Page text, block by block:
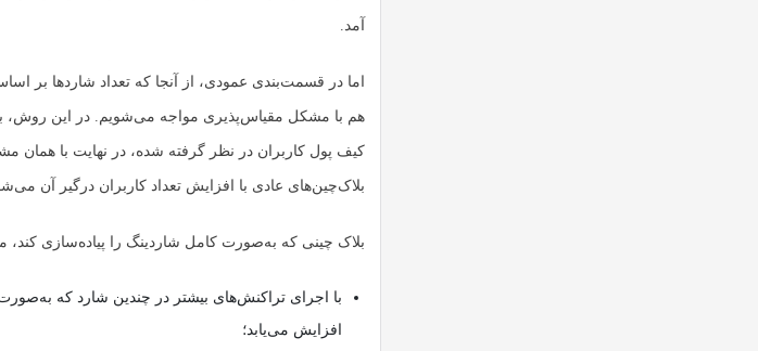
آمد.
اما در قسمت‌بندی عمودی، از آنجا که تعداد شاردها بر
هم با مشکل مقیاس‌پذیری مواجه می‌شویم. در این روش،
کیف پول کاربران در نظر گرفته شده، در نهایت با همان
بلاک‌چین‌های عادی با افزایش تعداد کاربران درگیر آن
بلاک چینی که به‌صورت کامل شاردینگ را پیاده‌سازی کند،
با اجرای تراکنش‌های بیشتر در چندین شارد که
افزایش می‌یابد؛